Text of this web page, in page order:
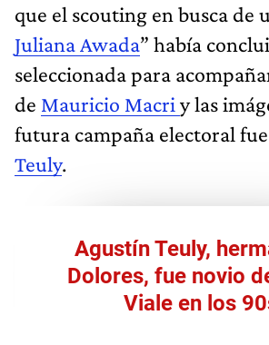
que el scouting en busca de
Juliana Awada” había
seleccionada para
de Mauricio Macri y las
futura campaña electoral fue
Teuly.
Agustín Teuly,
Dolores, fue novio
Viale en los